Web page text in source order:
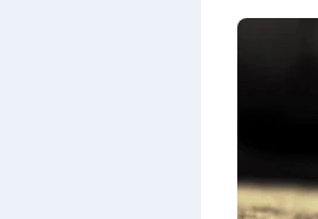
By